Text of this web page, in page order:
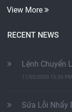
View More
RECENT NEWS
Lệnh Chuyển
11/02/2020 15:26 PM
Sửa Lỗi Nhẩy